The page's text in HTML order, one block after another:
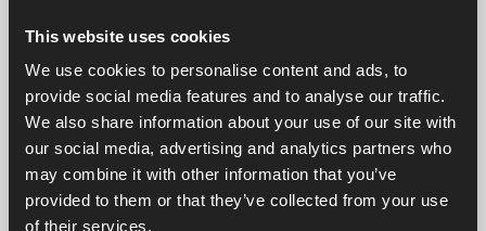
This website uses cookies
We use cookies to personalise content and ads, to
provide social media features and to analyse our traffic.
We also share information about your use of our site with
our social media, advertising and analytics partners who
may combine it with other information that you’ve
provided to them or that they’ve collected from your use
of their services.
Skarvrör med luftskruv. Ø 22 mm.